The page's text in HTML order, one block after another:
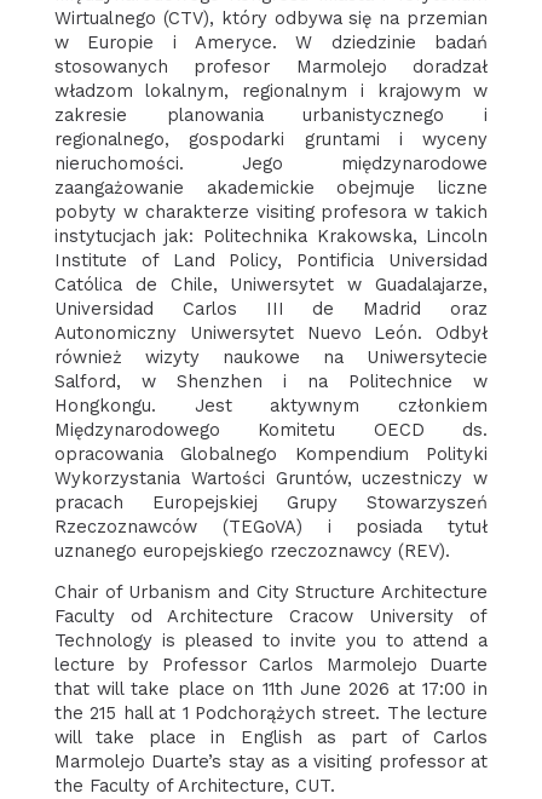
Wirtualnego (CTV), który odbywa się na przemian
w Europie i Ameryce. W dziedzinie badań
stosowanych profesor Marmolejo doradzał
władzom lokalnym, regionalnym i krajowym w
zakresie planowania urbanistycznego i
regionalnego, gospodarki gruntami i wyceny
nieruchomości. Jego międzynarodowe
zaangażowanie akademickie obejmuje liczne
pobyty w charakterze visiting profesora w takich
instytucjach jak: Politechnika Krakowska, Lincoln
Institute of Land Policy, Pontificia Universidad
Católica de Chile, Uniwersytet w Guadalajarze,
Universidad Carlos III de Madrid oraz
Autonomiczny Uniwersytet Nuevo León. Odbył
również wizyty naukowe na Uniwersytecie
Salford, w Shenzhen i na Politechnice w
Hongkongu. Jest aktywnym członkiem
Międzynarodowego Komitetu OECD ds.
opracowania Globalnego Kompendium Polityki
Wykorzystania Wartości Gruntów, uczestniczy w
pracach Europejskiej Grupy Stowarzyszeń
Rzeczoznawców (TEGoVA) i posiada tytuł
uznanego europejskiego rzeczoznawcy (REV).
Chair of Urbanism and City Structure Architecture
Faculty od Architecture Cracow University of
Technology is pleased to invite you to attend a
lecture by Professor Carlos Marmolejo Duarte
that will take place on 11th June 2026 at 17:00 in
the 215 hall at 1 Podchorążych street. The lecture
will take place in English as part of Carlos
Marmolejo Duarte’s stay as a visiting professor at
the Faculty of Architecture, CUT.